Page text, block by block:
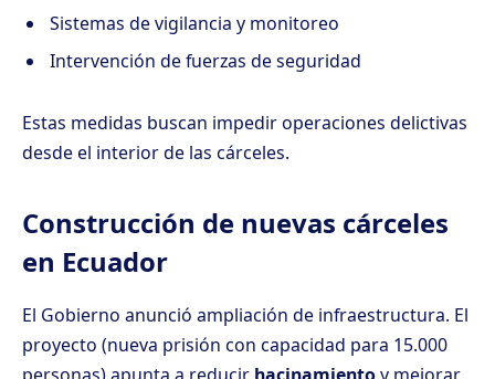
Sistemas de vigilancia y monitoreo
Intervención de fuerzas de seguridad
Estas medidas buscan impedir operaciones delictivas
desde el interior de las cárceles.
Construcción de nuevas cárceles
en Ecuador
El Gobierno anunció ampliación de infraestructura. El
proyecto (nueva prisión con capacidad para 15.000